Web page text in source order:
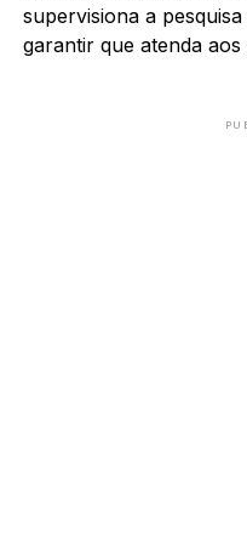
supervisiona a
garantir que atenda